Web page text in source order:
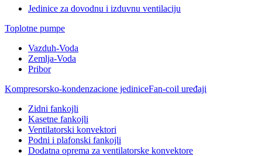
Jedinice za dovodnu i izduvnu ventilaciju
Toplotne pumpe
Vazduh-Voda
Zemlja-Voda
Pribor
Kompresorsko-kondenzacione jediniceFan-coil uređaji
Zidni fankojli
Kasetne fankojli
Ventilatorski konvektori
Podni i plafonski fankojli
Dodatna oprema za ventilatorske konvektore